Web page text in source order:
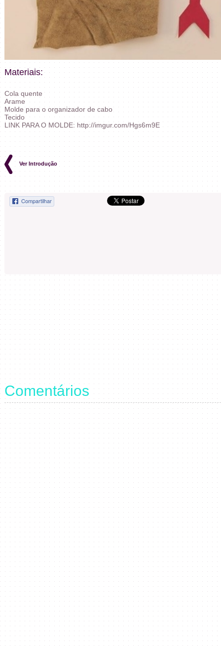
Materiais:
Cola quente
Arame
Molde para o organizador de cabo
Tecido
LINK PARA O MOLDE: http://imgur.com/Hgs6m9E
Ver Introdução
Compartilhar
Comentários